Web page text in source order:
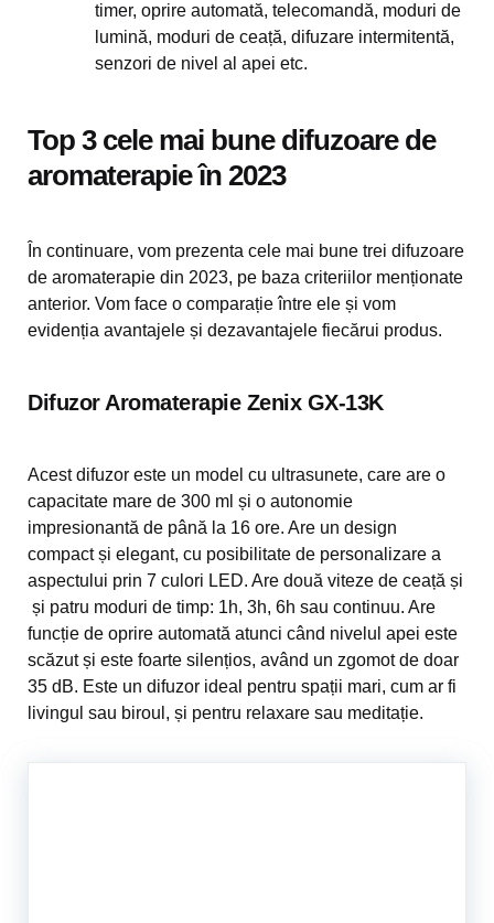
timer, oprire automată, telecomandă, moduri de
lumină, moduri de ceață, difuzare intermitentă,
senzori de nivel al apei etc.
Top 3 cele mai bune difuzoare de
aromaterapie în 2023
În continuare, vom prezenta cele mai bune trei difuzoare
de aromaterapie din 2023, pe baza criteriilor menționate
anterior. Vom face o comparație între ele și vom
evidenția avantajele și dezavantajele fiecărui produs.
Difuzor Aromaterapie Zenix GX-13K
Acest difuzor este un model cu ultrasunete, care are o
capacitate mare de 300 ml și o autonomie
impresionantă de până la 16 ore. Are un design
compact și elegant, cu posibilitate de personalizare a
aspectului prin 7 culori LED. Are două viteze de ceață și
și patru moduri de timp: 1h, 3h, 6h sau continuu. Are
funcție de oprire automată atunci când nivelul apei este
scăzut și este foarte silențios, având un zgomot de doar
35 dB. Este un difuzor ideal pentru spații mari, cum ar fi
livingul sau biroul, și pentru relaxare sau meditație.